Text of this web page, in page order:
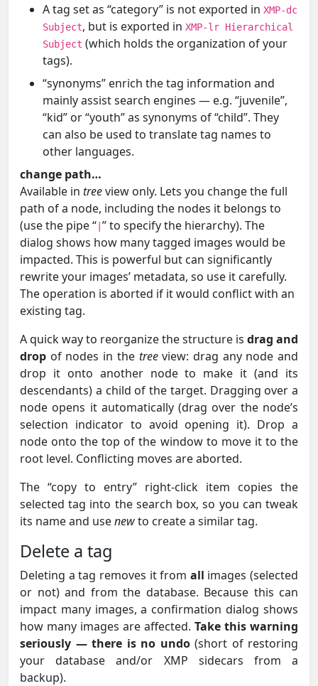
A tag set as “category” is not exported in XMP-dc
Subject, but is exported in XMP-lr Hierarchical
Subject (which holds the organization of your
tags).
“synonyms” enrich the tag information and
mainly assist search engines — e.g. “juvenile”,
“kid” or “youth” as synonyms of “child”. They
can also be used to translate tag names to
other languages.
change path…
Available in treeview only. Lets you change the full
path of a node, including the nodes it belongs to
(use the pipe “ ” to specify the hierarchy). The
dialog shows how many tagged images would be
impacted. This is powerful but can significantly
rewrite your images’ metadata, so use it carefully.
The operation is aborted if it would conflict with an
existing tag.
A quick way to reorganize the structure is drag and
drop of nodes in the treeview: drag any node and
drop it onto another node to make it (and its
descendants) a child of the target. Dragging over a
node opens it automatically (drag over the node’s
selection indicator to avoid opening it). Drop a
node onto the top of the window to move it to the
root level. Conflicting moves are aborted.
The “copy to entry” right-click item copies the
selected tag into the search box, so you can tweak
its name and usenewto create a similar tag.
Delete a tag
Deleting a tag removes it from all images (selected
or not) and from the database. Because this can
impact many images, a confirmation dialog shows
how many images are affected. Take this warning
seriously — there is no undo(short of restoring
your database and/or XMP sidecars from a
backup).